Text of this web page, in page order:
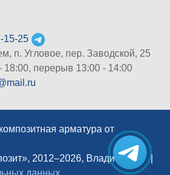
15-25
п. Угловое, пер. Заводской, 25
18:00, перерыв 13:00 - 14:00
арматура от
2012–2026, Владивосток |